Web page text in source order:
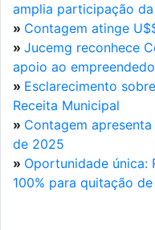
amplia participação
» Contagem atinge
» Jucemg reconhece
apoio ao
» Esclarecimento
Receita Municipal
» Contagem
de 2025
» Oportunidade única:
100% para quitação